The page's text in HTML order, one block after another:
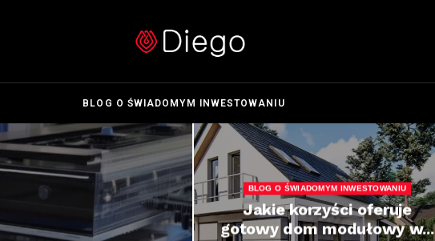
BLOG O ŚWIADOMYM INWESTOWANIU
BLOG O ŚWIADOMYM INWESTOWANIU
Jakie korzyści oferuje
gotowy dom modułowy w...